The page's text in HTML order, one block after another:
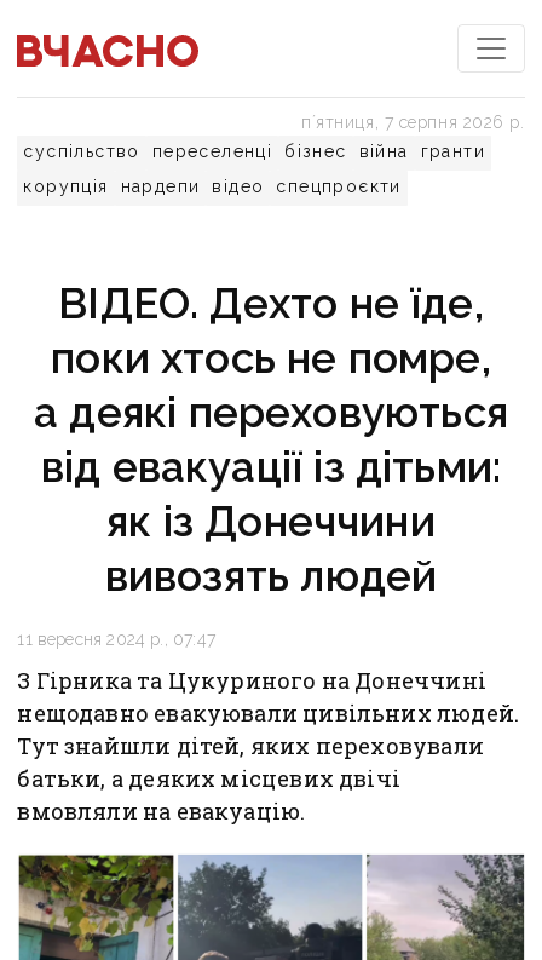
суспільство переселенці бізнес війна
гранти
корупція
нардепи відео спецпроєкти
пʼятниця, 7 серпня 2026 р.
ВІДЕО. Дехто не їде,
поки хтось не помре,
а деякі переховуються
від евакуації із дітьми:
як із Донеччини
вивозять людей
11 вересня 2024 р., 07:47
З Гірника та Цукуриного на Донеччині
нещодавно евакуювали цивільних людей.
Тут знайшли дітей, яких переховували
батьки, а деяких місцевих двічі
вмовляли на евакуацію.